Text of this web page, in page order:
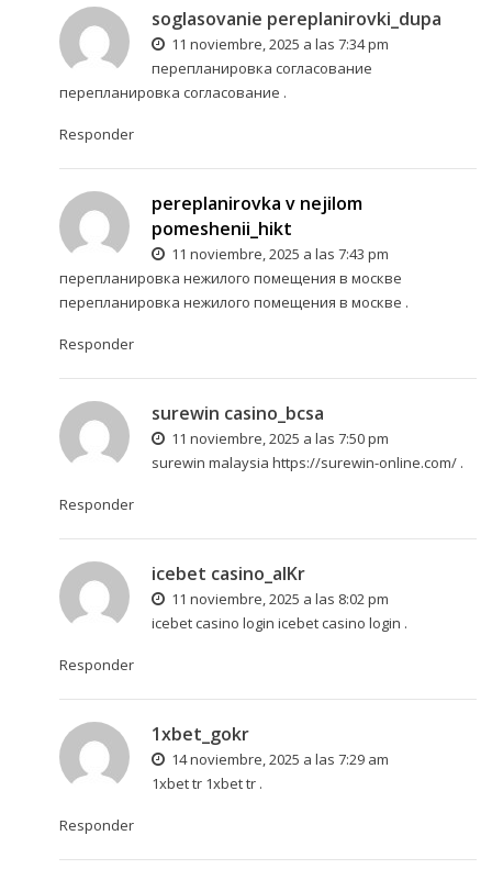
soglasovanie pereplanirovki_dupa
11 noviembre, 2025 a las 7:34 pm
перепланировка согласование
перепланировка согласование .
Responder
pereplanirovka v nejilom
pomeshenii_hikt
11 noviembre, 2025 a las 7:43 pm
перепланировка нежилого помещения в москве
перепланировка нежилого помещения в москве .
Responder
surewin casino_bcsa
11 noviembre, 2025 a las 7:50 pm
surewin malaysia https://surewin-online.com/.
Responder
icebet casino_alKr
11 noviembre, 2025 a las 8:02 pm
icebet casino login icebet casino login .
Responder
1xbet_gokr
14 noviembre, 2025 a las 7:29 am
1xbet tr 1xbet tr.
Responder